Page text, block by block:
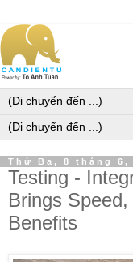
Thứ Ba, 8 tháng 6,
Testing -
Brings
Benefits